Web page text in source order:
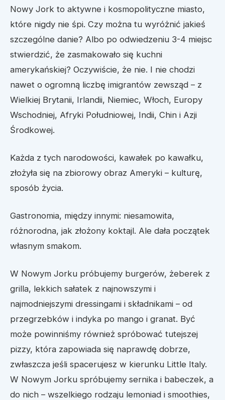
Nowy Jork to aktywne i kosmopolityczne miasto,
które nigdy nie śpi. Czy można tu wyróżnić jakieś
szczególne danie? Albo po odwiedzeniu 3-4 miejsc
stwierdzić, że zasmakowało się kuchni
amerykańskiej? Oczywiście, że nie. I nie chodzi
nawet o ogromną liczbę imigrantów zewsząd – z
Wielkiej Brytanii, Irlandii, Niemiec, Włoch, Europy
Wschodniej, Afryki Południowej, Indii, Chin i Azji
Środkowej.
Każda z tych narodowości, kawałek po kawałku,
złożyła się na zbiorowy obraz Ameryki – kulturę,
sposób życia.
Gastronomia, między innymi: niesamowita,
różnorodna, jak złożony koktajl. Ale dała początek
własnym smakom.
W Nowym Jorku próbujemy burgerów, żeberek z
grilla, lekkich sałatek z najnowszymi i
najmodniejszymi dressingami i składnikami – od
przegrzebków i indyka po mango i granat. Być
może powinniśmy również spróbować tutejszej
pizzy, która zapowiada się naprawdę dobrze,
zwłaszcza jeśli spacerujesz w kierunku Little Italy.
W Nowym Jorku spróbujemy sernika i babeczek, a
do nich – wszelkiego rodzaju lemoniad i smoothies,